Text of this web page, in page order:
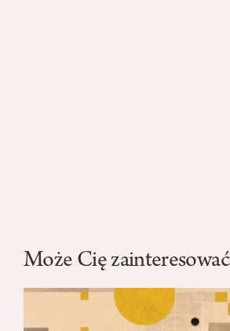
Może Cię zainteresować